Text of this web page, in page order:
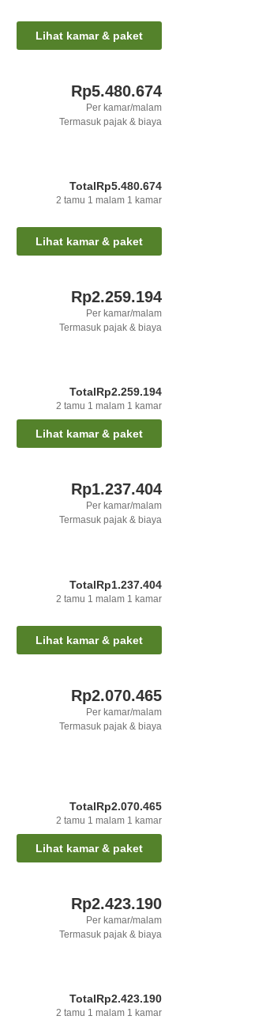
Lihat kamar & paket
Rp5.480.674
Per kamar/malam
Termasuk pajak & biaya
TotalRp5.480.674
2 tamu 1 malam 1 kamar
Lihat kamar & paket
Rp2.259.194
Per kamar/malam
Termasuk pajak & biaya
TotalRp2.259.194
2 tamu 1 malam 1 kamar
Lihat kamar & paket
Rp1.237.404
Per kamar/malam
Termasuk pajak & biaya
TotalRp1.237.404
2 tamu 1 malam 1 kamar
Lihat kamar & paket
Rp2.070.465
Per kamar/malam
Termasuk pajak & biaya
TotalRp2.070.465
2 tamu 1 malam 1 kamar
Lihat kamar & paket
Rp2.423.190
Per kamar/malam
Termasuk pajak & biaya
TotalRp2.423.190
2 tamu 1 malam 1 kamar